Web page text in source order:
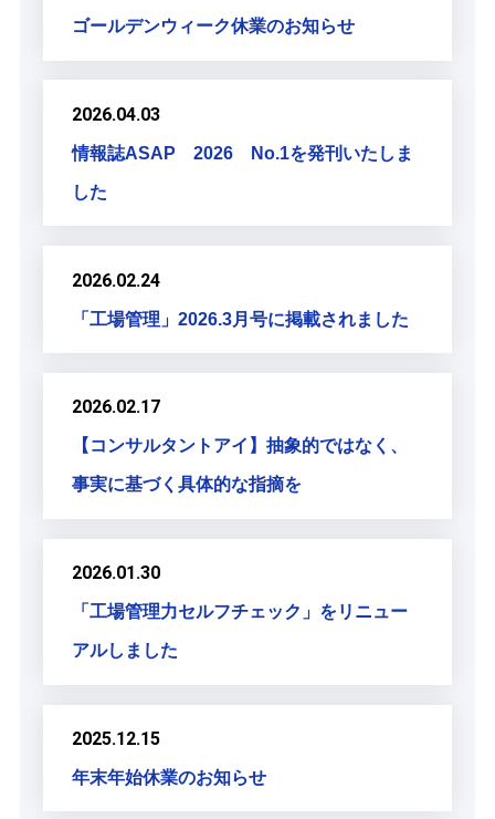
ゴールデンウィーク休業のお知らせ
2026.04.03
情報誌ASAP 2026 No.1を発刊いたしま
した
2026.02.24
「工場管理」2026.3月号に掲載されました
2026.02.17
【コンサルタントアイ】抽象的ではなく、
事実に基づく具体的な指摘を
2026.01.30
「工場管理力セルフチェック」をリニュー
アルしました
2025.12.15
年末年始休業のお知らせ